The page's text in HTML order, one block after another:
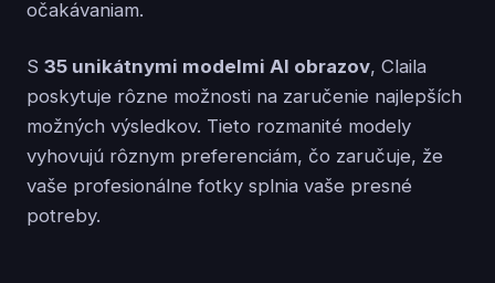
očakávaniam.
S 35 unikátnymi modelmi AI obrazov, Claila
poskytuje rôzne možnosti na zaručenie najlepších
možných výsledkov. Tieto rozmanité modely
vyhovujú rôznym preferenciám, čo zaručuje, že
vaše profesionálne fotky splnia vaše presné
potreby.